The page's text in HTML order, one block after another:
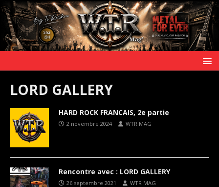
LORD GALLERY
HARD ROCK FRANCAIS, 2e partie
2 novembre 2024 WTR MAG
Rencontre avec : LORD GALLERY
26 septembre 2021 WTR MAG